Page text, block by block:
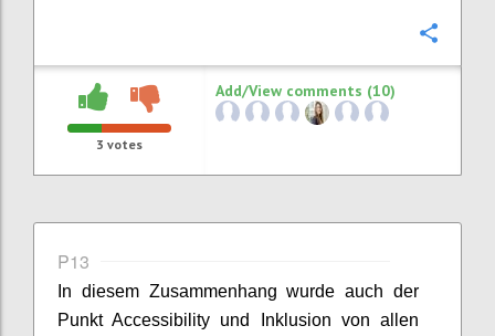
3 votes
Add/View comments (10)
P13
In diesem Zusammenhang wurde auch der
PunktAccessibility und Inklusion von allen